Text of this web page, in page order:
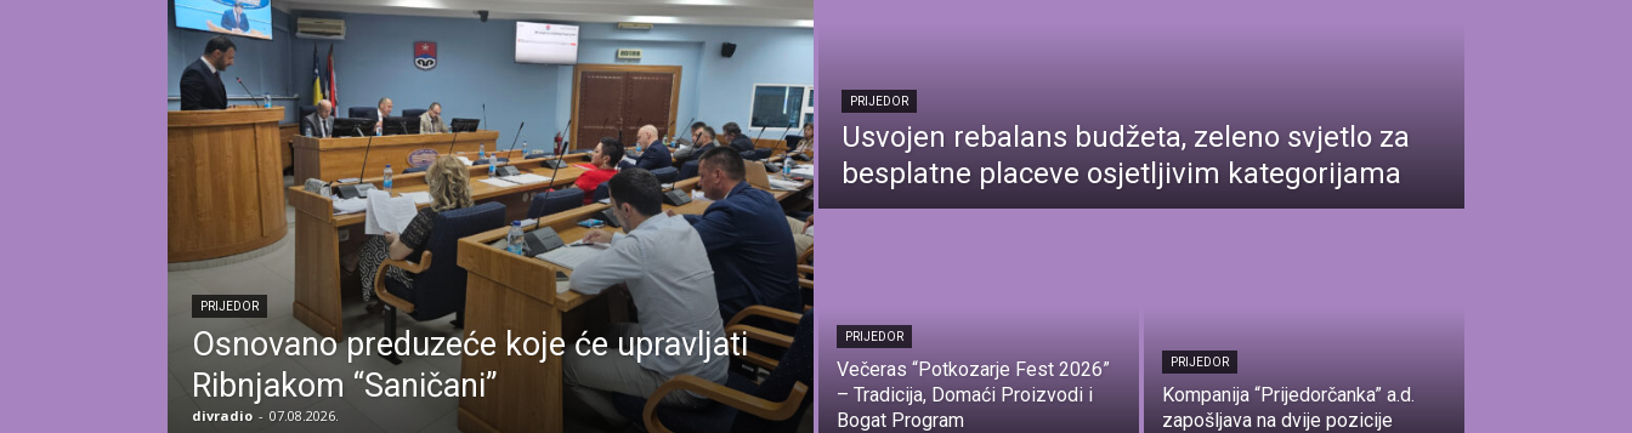
PRIJEDOR
Osnovano preduzeće koje će upravljati
Ribnjakom “Saničani”
divradio - 07.08.2026.
PRIJEDOR
Usvojen rebalans budžeta, zeleno svjetlo za
besplatne placeve osjetljivim kategorijama
PRIJEDOR
Večeras “Potkozarje Fest 2026”
– Tradicija, Domaći Proizvodi i
Bogat Program
PRIJEDOR
Kompanija “Prijedorčanka” a.d.
zapošljava na dvije pozicije